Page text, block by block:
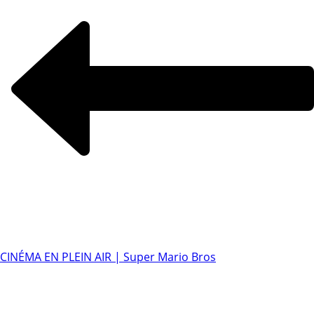
CINÉMA EN PLEIN AIR | Super Mario Bros